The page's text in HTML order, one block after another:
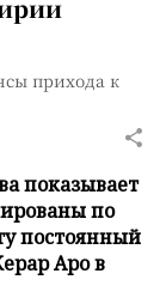
прихода к
показывает
по
постоянный
Аро в